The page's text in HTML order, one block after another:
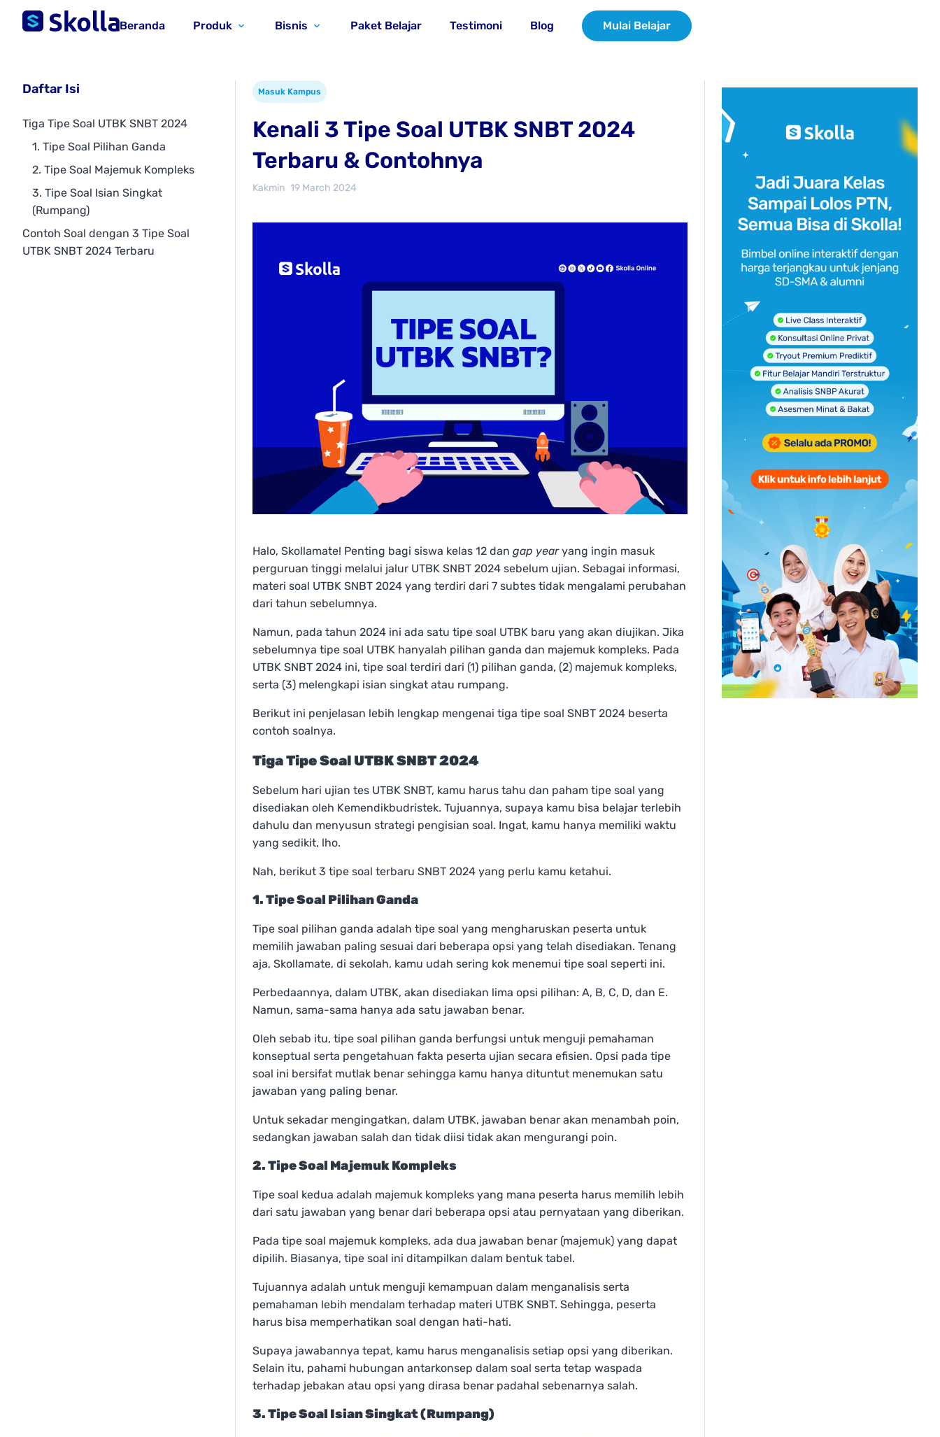
Beranda Produk Bisnis Paket Belajar Testimoni Blog Mulai Belajar
Daftar Isi
Tiga Tipe Soal UTBK SNBT 2024
1. Tipe Soal Pilihan Ganda
2. Tipe Soal Majemuk Kompleks
3. Tipe Soal Isian Singkat
(Rumpang)
Contoh Soal dengan 3 Tipe Soal
UTBK SNBT 2024 Terbaru
Masuk Kampus
Kenali 3 Tipe Soal UTBK SNBT 2024
Terbaru & Contohnya
Kakmin 19 March 2024
Halo, Skollamate! Penting bagi siswa kelas 12 dan gap yearyang ingin masuk
perguruan tinggi melalui jalur UTBK SNBT 2024 sebelum ujian. Sebagai informasi,
materi soal UTBK SNBT 2024 yang terdiri dari 7 subtes tidak mengalami perubahan
dari tahun sebelumnya.
Namun, pada tahun 2024 ini ada satu tipe soal UTBK baru yang akan diujikan. Jika
sebelumnya tipe soal UTBK hanyalah pilihan ganda dan majemuk kompleks. Pada
UTBK SNBT 2024 ini, tipe soal terdiri dari (1) pilihan ganda, (2) majemuk kompleks,
serta (3) melengkapi isian singkat atau rumpang.
Berikut ini penjelasan lebih lengkap mengenai tiga tipe soal SNBT 2024 beserta
contoh soalnya.
Tiga Tipe Soal UTBK SNBT 2024
Sebelum hari ujian tes UTBK SNBT, kamu harus tahu dan paham tipe soal yang
disediakan oleh Kemendikbudristek. Tujuannya, supaya kamu bisa belajar terlebih
dahulu dan menyusun strategi pengisian soal. Ingat, kamu hanya memiliki waktu
yang sedikit, lho.
Nah, berikut 3 tipe soal terbaru SNBT 2024 yang perlu kamu ketahui.
1. Tipe Soal Pilihan Ganda
Tipe soal pilihan ganda adalah tipe soal yang mengharuskan peserta untuk
memilih jawaban paling sesuai dari beberapa opsi yang telah disediakan. Tenang
aja, Skollamate, di sekolah, kamu udah sering kok menemui tipe soal seperti ini.
Perbedaannya, dalam UTBK, akan disediakan lima opsi pilihan: A, B, C, D, dan E.
Namun, sama-sama hanya ada satu jawaban benar.
Oleh sebab itu, tipe soal pilihan ganda berfungsi untuk menguji pemahaman
konseptual serta pengetahuan fakta peserta ujian secara efisien. Opsi pada tipe
soal ini bersifat mutlak benar sehingga kamu hanya dituntut menemukan satu
jawaban yang paling benar.
Untuk sekadar mengingatkan, dalam UTBK, jawaban benar akan menambah poin,
sedangkan jawaban salah dan tidak diisi tidak akan mengurangi poin.
2. Tipe Soal Majemuk Kompleks
Tipe soal kedua adalah majemuk kompleks yang mana peserta harus memilih lebih
dari satu jawaban yang benar dari beberapa opsi atau pernyataan yang diberikan.
Pada tipe soal majemuk kompleks, ada dua jawaban benar (majemuk) yang dapat
dipilih. Biasanya, tipe soal ini ditampilkan dalam bentuk tabel.
Tujuannya adalah untuk menguji kemampuan dalam menganalisis serta
pemahaman lebih mendalam terhadap materi UTBK SNBT. Sehingga, peserta
harus bisa memperhatikan soal dengan hati-hati.
Supaya jawabannya tepat, kamu harus menganalisis setiap opsi yang diberikan.
Selain itu, pahami hubungan antarkonsep dalam soal serta tetap waspada
terhadap jebakan atau opsi yang dirasa benar padahal sebenarnya salah.
3. Tipe Soal Isian Singkat (Rumpang)